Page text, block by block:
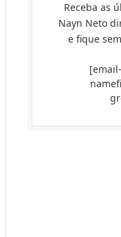
Receba as
Nayn Neto
e fique